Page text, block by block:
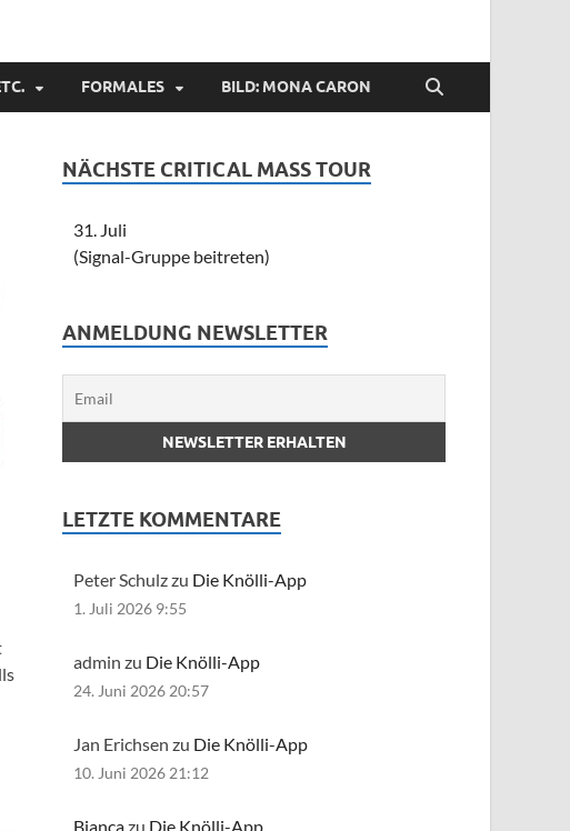
FORMALES BILD: MONA CARON
NÄCHSTE CRITICAL MASS TOUR
31. Juli
(Signal-Gruppe beitreten)
ANMELDUNG NEWSLETTER
LETZTE KOMMENTARE
Peter Schulz zu Die Knölli-App
1. Juli 2026 9:55
admin zu Die Knölli-App
24. Juni 2026 20:57
Jan Erichsen zu Die Knölli-App
10. Juni 2026 21:12
Biancazu Die Knölli-App